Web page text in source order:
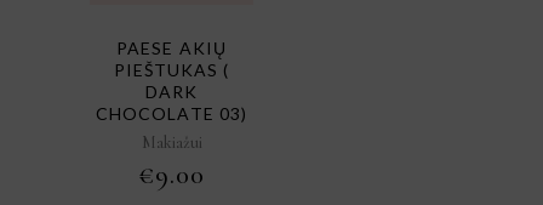
PAESE AKIŲ
PIEŠTUKAS (
DARK
CHOCOLATE 03)
Makiažui
€9.00